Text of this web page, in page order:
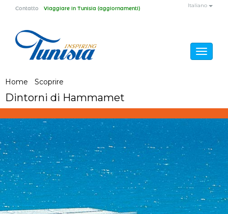
Salta al contenuto principale Italiano
Contatto Viaggiare in Tunisia (aggiornamenti)
Toggle
Tu sei qui
Home Scoprire
Dintorni di Hammamet